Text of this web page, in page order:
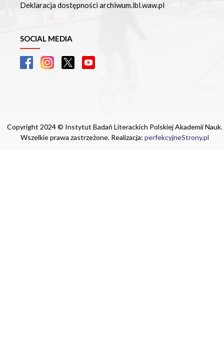
Deklaracja dostępności archiwum.ibl.waw.pl
SOCIAL MEDIA
Copyright 2024 © Instytut Badań Literackich Polskiej Akademii Nauk.
Wszelkie prawa zastrzeżone. Realizacja: perfekcyjneStrony.pl